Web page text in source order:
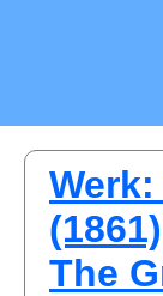
The